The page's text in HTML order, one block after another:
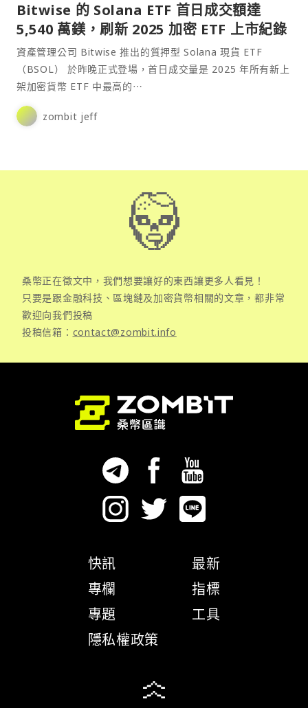
Bitwise 的 Solana ETF 首日成交額達
5,540 萬鎂，刷新 2025 加密 ETF 上市紀錄
資產管理公司 Bitwise 推出的質押型 Solana 現貨 ETF
（BSOL） 於昨晚正式登場，首日成交量是 2025 年所有新上
架加密貨幣 ETF 中最高的⋯
zombit jeff
桑幣正在徵文中，我們想要讓好的東西讓更多人看見！
只要是跟金融科技、區塊鏈及加密貨幣相關的文章，都非常
歡迎向我們投稿
投稿信箱： contact@zombit.info
快訊
專欄
專題
隱私權政策
最新
指標
工具